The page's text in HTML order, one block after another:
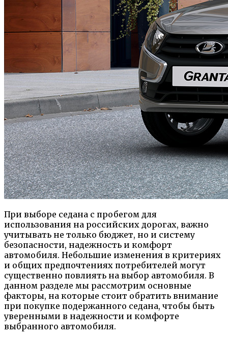
При выборе седана с пробегом для
использования на российских дорогах, важно
учитывать не только бюджет, но и систему
безопасности, надежность и комфорт
автомобиля. Небольшие изменения в критериях
и общих предпочтениях потребителей могут
существенно повлиять на выбор автомобиля. В
данном разделе мы рассмотрим основные
факторы, на которые стоит обратить внимание
при покупке подержанного седана, чтобы быть
уверенными в надежности и комфорте
выбранного автомобиля.